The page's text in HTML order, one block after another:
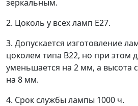
зеркальным.
2. Цоколь у всех ламп Е27.
3. Допускается изготовление
цоколем типа В22, но при этом
уменьшается на 2 мм, а высота
на 8 мм.
4. Срок службы лампы 1000 ч.